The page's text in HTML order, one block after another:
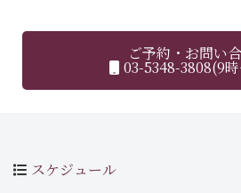
ご予約・お問い
03-5348-3808(9
スケジュール